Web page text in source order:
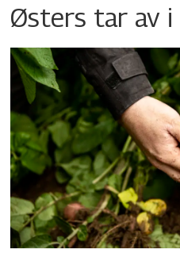
Østers tar av i